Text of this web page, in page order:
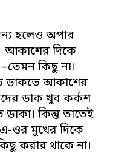
হলেও অপার
আকাশের দিকে
কিছু না।
ডাকতে আকাশের
ডাক খুব কর্কশ
কিন্তু তাতেই
এ-ওর মুখের দিকে
করার থাকে না।